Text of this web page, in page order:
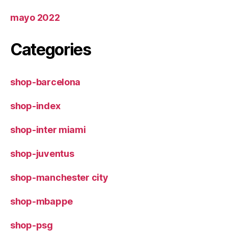
mayo 2022
Categories
shop-barcelona
shop-index
shop-inter miami
shop-juventus
shop-manchester city
shop-mbappe
shop-psg